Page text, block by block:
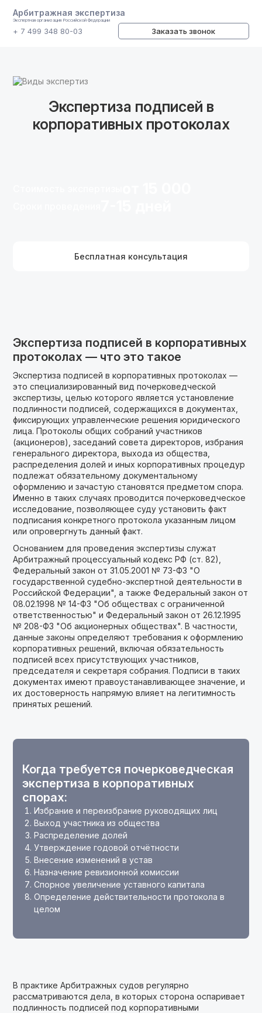
Арбитражная экспертиза
Экспертная организация Российской Федерации
+ 7 499 348 80-03 Заказать звонок
Виды экспертиз
Экспертиза подписей в
корпоративных протоколах
Бесплатная консультация
Экспертиза подписей в корпоративных
протоколах — что это такое
Экспертиза подписей в корпоративных протоколах —
это специализированный вид почерковедческой
экспертизы, целью которого является установление
подлинности подписей, содержащихся в документах,
фиксирующих управленческие решения юридического
лица. Протоколы общих собраний участников
(акционеров), заседаний совета директоров, избрания
генерального директора, выхода из общества,
распределения долей и иных корпоративных процедур
подлежат обязательному документальному
оформлению и зачастую становятся предметом спора.
Именно в таких случаях проводится почерковедческое
исследование, позволяющее суду установить факт
подписания конкретного протокола указанным лицом
или опровергнуть данный факт.
Основанием для проведения экспертизы служат
Арбитражный процессуальный кодекс РФ (ст. 82),
Федеральный закон от 31.05.2001 № 73-ФЗ "О
государственной судебно-экспертной деятельности в
Российской Федерации", а также Федеральный закон от
08.02.1998 № 14-ФЗ "Об обществах с ограниченной
ответственностью" и Федеральный закон от 26.12.1995
№ 208-ФЗ "Об акционерных обществах". В частности,
данные законы определяют требования к оформлению
корпоративных решений, включая обязательность
подписей всех присутствующих участников,
председателя и секретаря собрания. Подписи в таких
документах имеют правоустанавливающее значение, и
их достоверность напрямую влияет на легитимность
принятых решений.
Когда требуется почерковедческая
экспертиза в корпоративных
спорах:
Избрание и переизбрание руководящих лиц
Выход участника из общества
Распределение долей
Утверждение годовой отчётности
Внесение изменений в устав
Назначение ревизионной комиссии
Спорное увеличение уставного капитала
Определение действительности протокола в
целом
В практике Арбитражных судов регулярно
рассматриваются дела, в которых сторона оспаривает
подлинность подписей под корпоративными